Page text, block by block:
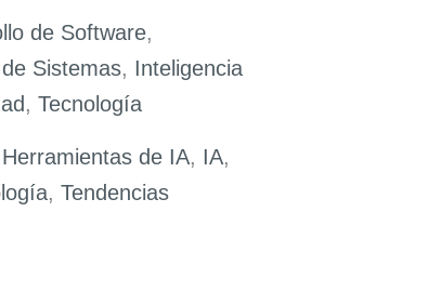
de Software,
Sistemas, Inteligencia
, Tecnología
Herramientas de IA, IA,
, Tendencias